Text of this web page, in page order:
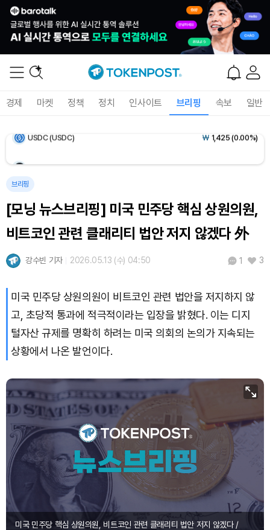
경제 마켓 정책 정치 인사이트 브리핑 속보 일반
Ethereum (ETH) ₩2,731,968(+0.34%)
Solana (SOL)
TRON (TRX) ₩ 466.6(+0.04%)
Hyperliquid (HYPE) ₩79,413(-0.04%)
Bitcoin (BTC) ₩ 92,489,383(+0.45%)
브리핑
[모닝 뉴스브리핑] 미국 민주당 핵심 상원의원,
비트코인 관련 클래리티 법안 저지 않겠다 外
강수빈 기자 2026.05.13 (수) 04:50 1 3
미국 민주당 상원의원이 비트코인 관련 법안을 저지하지 않
고, 초당적 통과에 적극적이라는 입장을 밝혔다. 이는 디지
털자산 규제를 명확히 하려는 미국 의회의 논의가 지속되는
상황에서 나온 발언이다.
미국 민주당 핵심 상원의원, 비트코인 관련 클래리티 법안 저지 않겠다 /